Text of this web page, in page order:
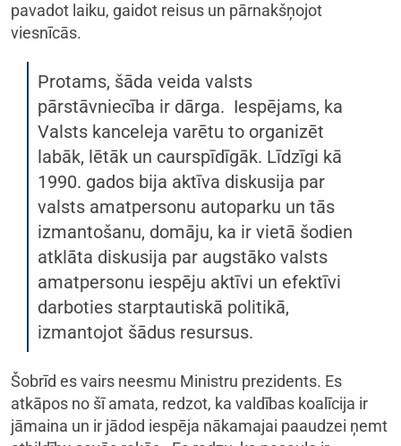
pavadot laiku, gaidot reisus un pārnakšņojot
viesnīcās.
Protams, šāda veida valsts
pārstāvniecība ir dārga. Iespējams, ka
Valsts kanceleja varētu to organizēt
labāk, lētāk un caurspīdīgāk. Līdzīgi kā
1990. gados bija aktīva diskusija par
valsts amatpersonu autoparku un tās
izmantošanu, domāju, ka ir vietā šodien
atklāta diskusija par augstāko valsts
amatpersonu iespēju aktīvi un efektīvi
darboties starptautiskā politikā,
izmantojot šādus resursus.
Šobrīd es vairs neesmu Ministru prezidents. Es
atkāpos no šī amata, redzot, ka valdības koalīcija ir
jāmaina un ir jādod iespēja nākamajai paaudzei ņemt